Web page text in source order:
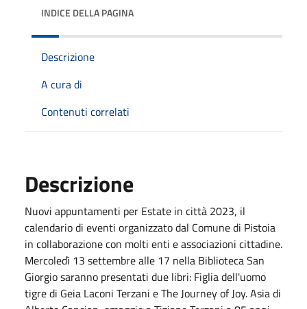
INDICE DELLA PAGINA
Descrizione
A cura di
Contenuti correlati
Descrizione
Nuovi appuntamenti per Estate in città 2023, il
calendario di eventi organizzato dal Comune di Pistoia
in collaborazione con molti enti e associazioni cittadine.
Mercoledì 13 settembre alle 17 nella Biblioteca San
Giorgio saranno presentati due libri: Figlia dell'uomo
tigre di Geia Laconi Terzani e The Journey of Joy. Asia di